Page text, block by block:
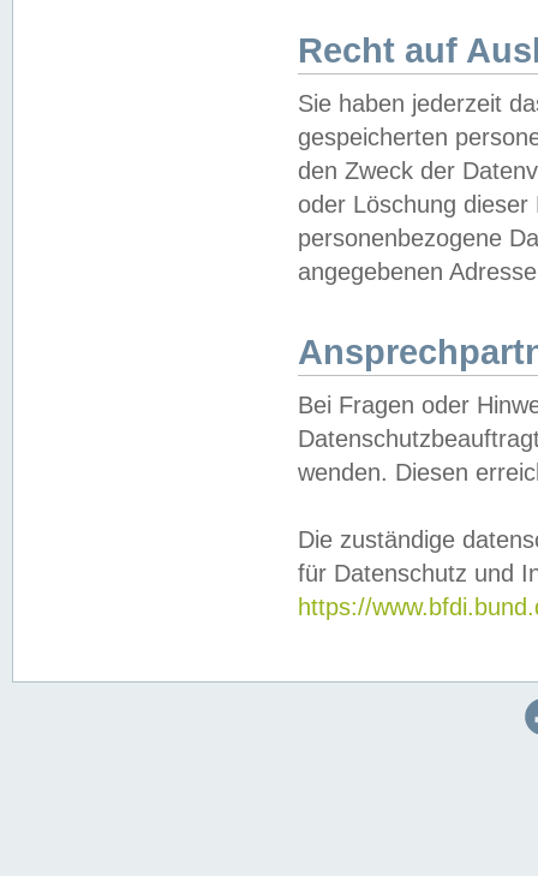
Recht auf
Sie haben jederzeit
gespeicherten
den Zweck der
oder Löschung
personenbezogene
angegebenen
Bei Fragen oder
wenden. Diesen
Die zuständige
für Datenschutz und
https://